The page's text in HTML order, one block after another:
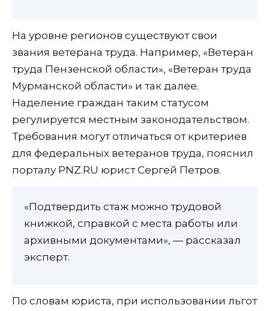
На уровне регионов существуют свои
звания ветерана труда. Например, «Ветеран
труда Пензенской области», «Ветеран труда
Мурманской области» и так далее.
Наделение граждан таким статусом
регулируется местным законодательством.
Требования могут отличаться от критериев
для федеральных ветеранов труда, пояснил
порталу PNZ.RU юрист Сергей Петров.
«Подтвердить стаж можно трудовой
книжкой, справкой с места работы или
архивными документами», — рассказал
эксперт.
По словам юриста, при использовании льгот